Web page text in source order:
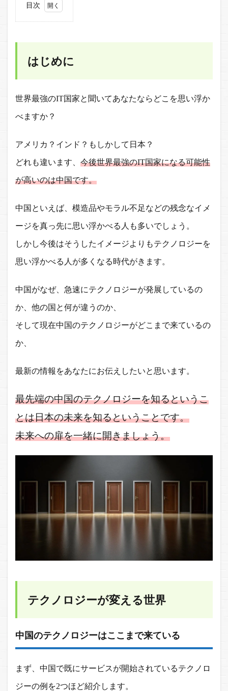
目次
めに
2
ノロ
が変
える
2.1
のテ
ロジ
ここ
来て
いる
端
2.1.2
ニュー
リテー
中国
ロジ
ーは
なぜ
発展
る？
トライ
&エラ
神
参考
終わ
りに
はじめに
世界最強のIT国家と聞いてあなたならどこを思い浮か
べますか？
アメリカ？インド？もしかして日本？
どれも違います、 今後世界最強のIT国家になる可能性
が高いのは中国です。
中国といえば、模造品やモラル不足などの残念なイメ
ージを真っ先に思い浮かべる人も多いでしょう。
しかし今後はそうしたイメージよりもテクノロジーを
思い浮かべる人が多くなる時代がきます。
中国がなぜ、急速にテクノロジーが発展しているの
か、他の国と何が違うのか、
そして現在中国のテクノロジーがどこまで来ているの
か、
最新の情報をあなたにお伝えしたいと思います。
最先端の中国のテクノロジーを知るというこ
とは日本の未来を知るということです。
未来への扉を一緒に開きましょう。
テクノロジーが変える世界
中国のテクノロジーはここまで来ている
まず、中国で既にサービスが開始されているテクノロ
ジーの例を2つほど紹介します。